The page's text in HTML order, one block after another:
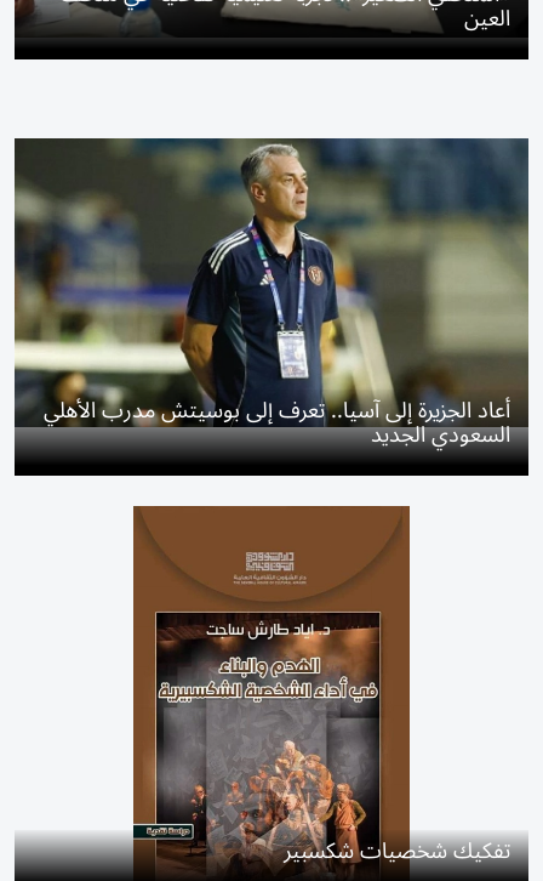
العين
أعاد الجزيرة إلى آسيا.. تعرف إلى بوسيتش مدرب الأهلي
السعودي الجديد
تفكيك شخصيات شكسبير